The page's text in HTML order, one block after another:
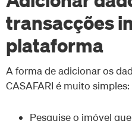
transacções
plataforma
A forma de adicionar os
CASAFARI é muito simples:
Pesquise o imóvel